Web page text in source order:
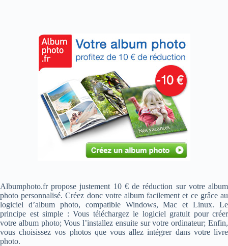
Albumphoto.fr propose justement 10 € de réduction sur votre album
photo personnalisé. Créez donc votre album facilement et ce grâce au
logiciel d’album photo, compatible Windows, Mac et Linux. Le
principe est simple : Vous téléchargez le logiciel gratuit pour créer
votre album photo; Vous l’installez ensuite sur votre ordinateur; Enfin,
vous choisissez vos photos que vous allez intégrer dans votre livre
photo.